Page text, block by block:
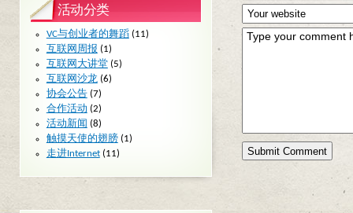
活动分类
VC与创业者的舞蹈(11)
互联网周报 (1)
互联网大讲堂(5)
互联网沙龙 (6)
协会公告(7)
合作活动 (2)
活动新闻 (8)
触摸天使的翅膀(1)
走进Internet(11)